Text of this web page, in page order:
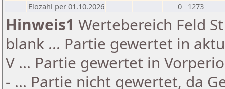
Elozahl per 01.10.2026
0 1273
Hinweis1 Wertebereich Feld
blank ... Partie gewertet in
V ... Partie gewertet in
- ... Partie nicht gewertet, da